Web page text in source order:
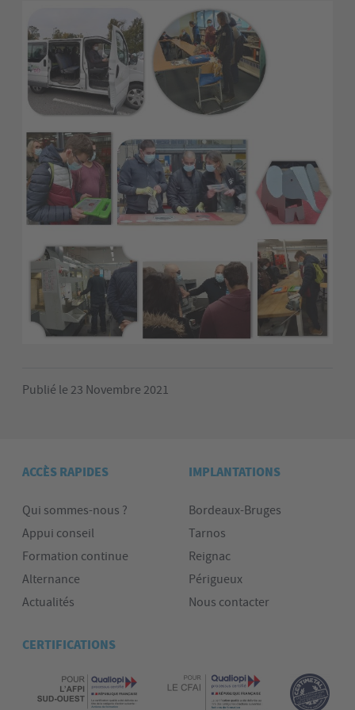
Publié le 23 Novembre 2021
ACCÈS RAPIDES
Qui sommes-nous ?
Appui conseil
Formation continue
Alternance
Actualités
IMPLANTATIONS
Bordeaux-Bruges
Tarnos
Reignac
Périgueux
Nous contacter
CERTIFICATIONS